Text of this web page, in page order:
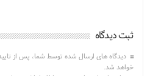
ثبت دیدگاه
دیدگاه های ارسال شده توسط شما، پس از
خواهد شد.